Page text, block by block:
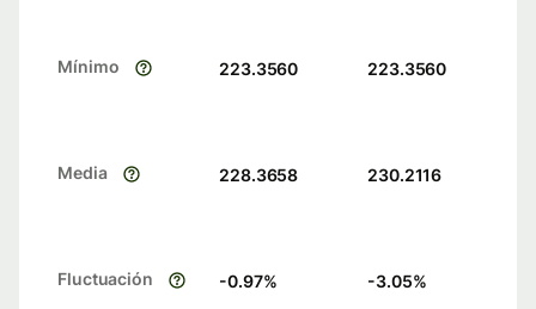
Mínimo 223.3560 223.3560
Media 228.3658 230.2116
Fluctuación -0.97% -3.05%